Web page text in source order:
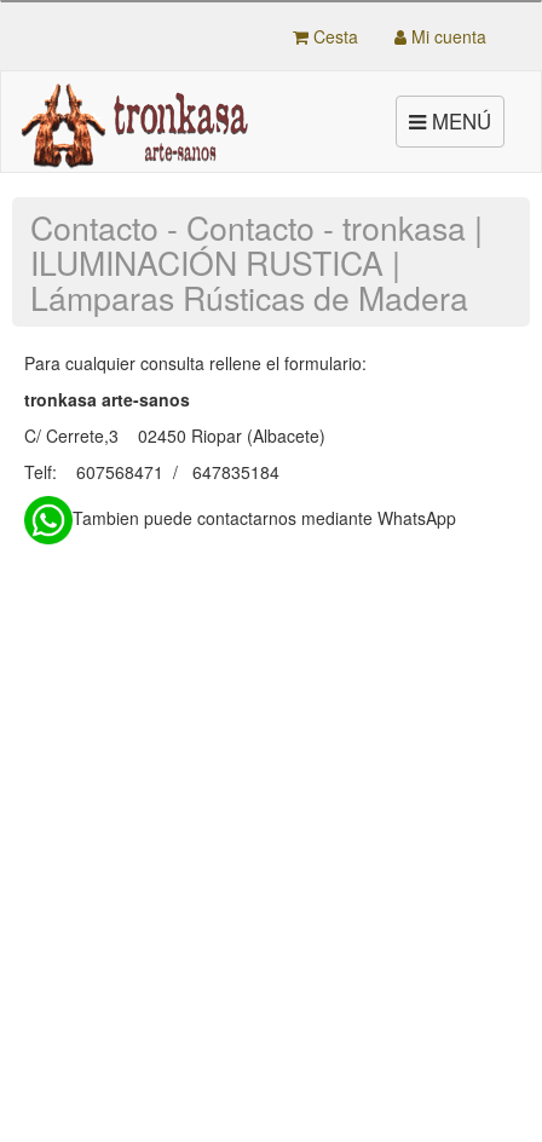
Mi cuenta
Cesta
Toggle
navigation
MENÚ
Contacto - Contacto - tronkasa |
ILUMINACIÓN RUSTICA |
Lámparas Rústicas de Madera
Para cualquier consulta rellene el formulario:
tronkasa arte-sanos
C/ Cerrete,3 02450 Riopar (Albacete)
Telf: 607568471 / 647835184
Tambien puede contactarnos mediante WhatsApp